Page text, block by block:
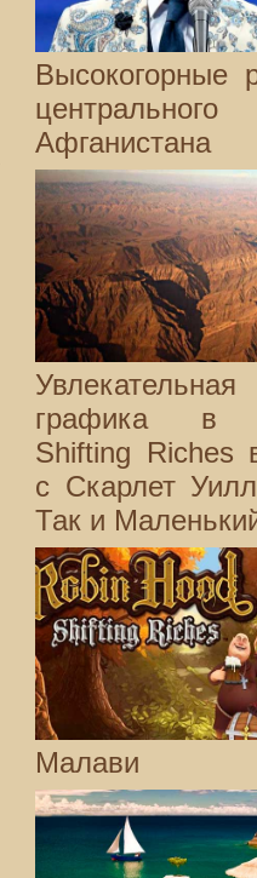
Высокогорные
центрального
Афганистана
Увлекательная
графика в
Shifting Riches
с Скарлет
Так и
Малави